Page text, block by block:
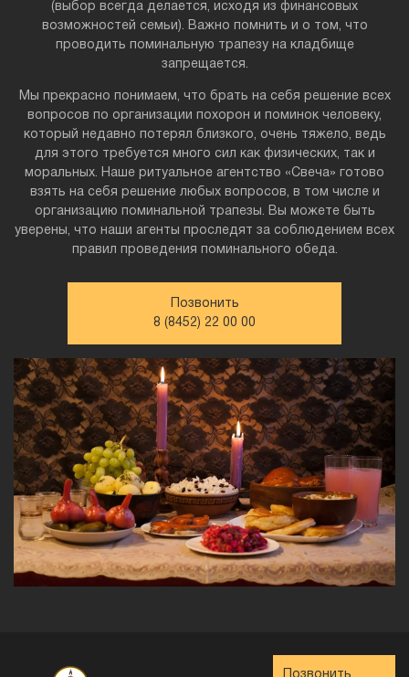
(выбор всегда делается, исходя из финансовых
возможностей семьи). Важно помнить и о том, что
проводить поминальную трапезу на кладбище
запрещается.
Мы прекрасно понимаем, что брать на себя решение всех
вопросов по организации похорон и поминок человеку,
который недавно потерял близкого, очень тяжело, ведь
для этого требуется много сил как физических, так и
моральных. Наше ритуальное агентство «Свеча» готово
взять на себя решение любых вопросов, в том числе и
организацию поминальной трапезы. Вы можете быть
уверены, что наши агенты проследят за соблюдением всех
правил проведения поминального обеда.
Позвонить
8 (8452) 22 00 00